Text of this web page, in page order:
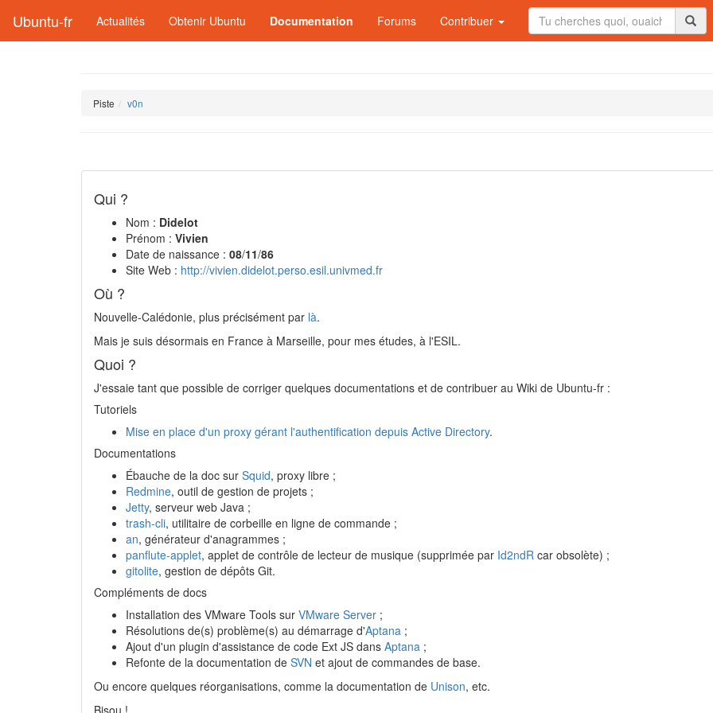
Ubuntu-fr Actualités Obtenir Ubuntu Documentation Forums Contribuer
Piste v0n
Qui ?
Nom : Didelot
Prénom : Vivien
Date de naissance : 08/11/86
Site Web : http://vivien.didelot.perso.esil.univmed.fr
Où ?
Nouvelle-Calédonie, plus précisément par là.
Mais je suis désormais en France à Marseille, pour mes études, à l'ESIL.
Quoi ?
J'essaie tant que possible de corriger quelques documentations et de contribuer au Wiki de Ubuntu-fr :
Tutoriels
Mise en place d'un proxy gérant l'authentification depuis Active Directory.
Documentations
Ébauche de la doc sur Squid, proxy libre ;
Redmine, outil de gestion de projets ;
Jetty, serveur web Java ;
trash-cli, utilitaire de corbeille en ligne de commande ;
an, générateur d'anagrammes ;
panflute-applet, applet de contrôle de lecteur de musique (supprimée par Id2ndR car obsolète) ;
gitolite, gestion de dépôts Git.
Compléments de docs
Installation des VMware Tools sur VMware Server ;
Résolutions de(s) problème(s) au démarrage d'Aptana ;
Ajout d'un plugin d'assistance de code Ext JS dans Aptana ;
Refonte de la documentation de SVN et ajout de commandes de base.
Ou encore quelques réorganisations, comme la documentation de Unison, etc.
Bisou !